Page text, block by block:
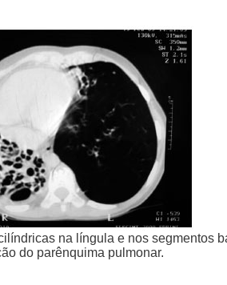
na língula e nos segmentos
do parênquima pulmonar.